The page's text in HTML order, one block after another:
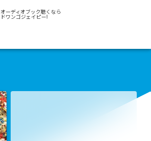
オーディオブック聴くなら
ドワンゴジェイピー!